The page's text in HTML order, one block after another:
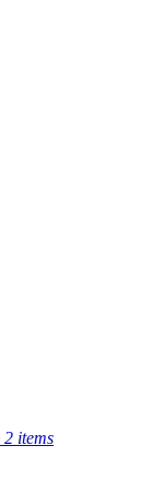
2 items